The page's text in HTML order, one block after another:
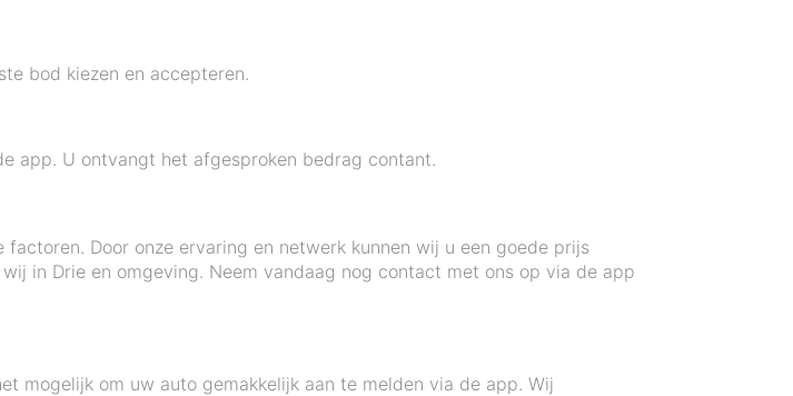
bod kiezen en accepteren.
app. U ontvangt het afgesproken bedrag contant.
Door onze ervaring en netwerk kunnen wij u een goede prijs
in Drie en omgeving. Neem vandaag nog contact met ons op via de app
mogelijk om uw auto gemakkelijk aan te melden via de app. Wij